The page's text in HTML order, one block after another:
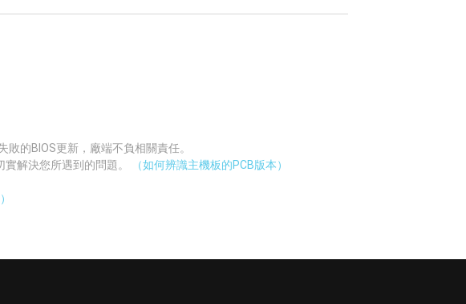
的BIOS更新，廠端不負相關責任。
解決您所遇到的問題。
（如何辨識主機板的PCB版本）